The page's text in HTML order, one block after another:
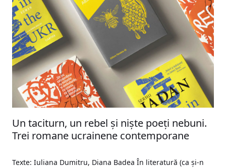
Un taciturn, un rebel și niște poeți nebuni.
Trei romane ucrainene contemporane
Texte: Iuliana Dumitru, Diana Badea În literatură (ca și-n